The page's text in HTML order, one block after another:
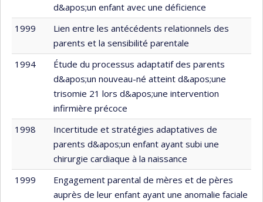
d&apos;un enfant avec une déficience
1999
Lien entre les antécédents relationnels des
parents et la sensibilité parentale
1994
Étude du processus adaptatif des parents
d&apos;un nouveau-né atteint d&apos;une
trisomie 21 lors d&apos;une intervention
infirmière précoce
1998
Incertitude et stratégies adaptatives de
parents d&apos;un enfant ayant subi une
chirurgie cardiaque à la naissance
1999
Engagement parental de mères et de pères
auprès de leur enfant ayant une anomalie faciale